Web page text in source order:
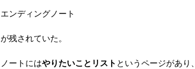
エンディングノート
が残されていた。
ノートにはやりたいことリスト というページがあり、